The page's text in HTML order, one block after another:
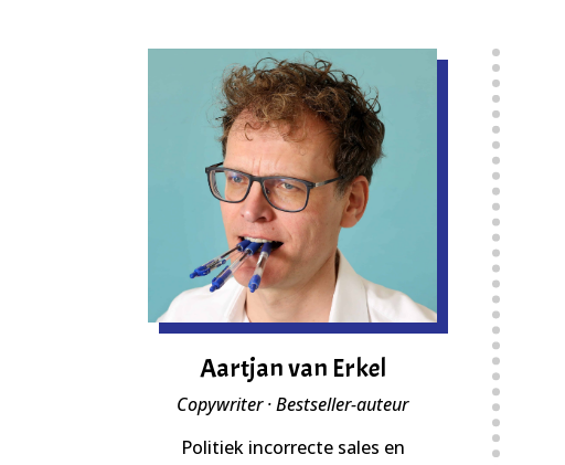
Aartjan van Erkel
Copywriter · Bestseller-auteur
Politiek incorrecte sales en